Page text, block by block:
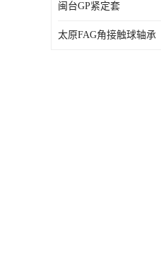
闽台GP紧定套
太原FAG角接触球轴承